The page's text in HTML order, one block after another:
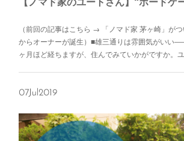
（前回の記事はこちら → 「ノマド家 茅ヶ崎」が
からオーナーが誕生）■雄三通りは雰囲気がいい
ヶ月ほど経ちますが、住んでみていかがですか。
07Jul 2019